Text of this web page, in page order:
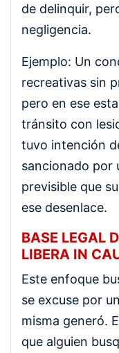
de delinquir,
negligencia.
Ejemplo: Un
recreativas sin
pero en ese
tránsito con
tuvo intención
sancionado por
previsible que
ese desenlace.
BASE LEGAL
LIBERA IN
Este enfoque
se excuse por
misma generó.
que alguien